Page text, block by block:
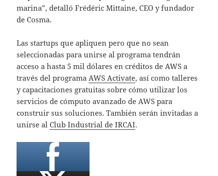
marina”, detalló Frédéric Mittaine, CEO y fundador
de Cosma.
Las startups que apliquen pero que no sean
seleccionadas para unirse al programa tendrán
acceso a hasta 5 mil dólares en créditos de AWS a
través del programa AWS Activate, así como talleres
y capacitaciones gratuitas sobre cómo utilizar los
servicios de cómputo avanzado de AWS para
construir sus soluciones. También serán invitadas a
unirse alClub Industrial de IRCAI.